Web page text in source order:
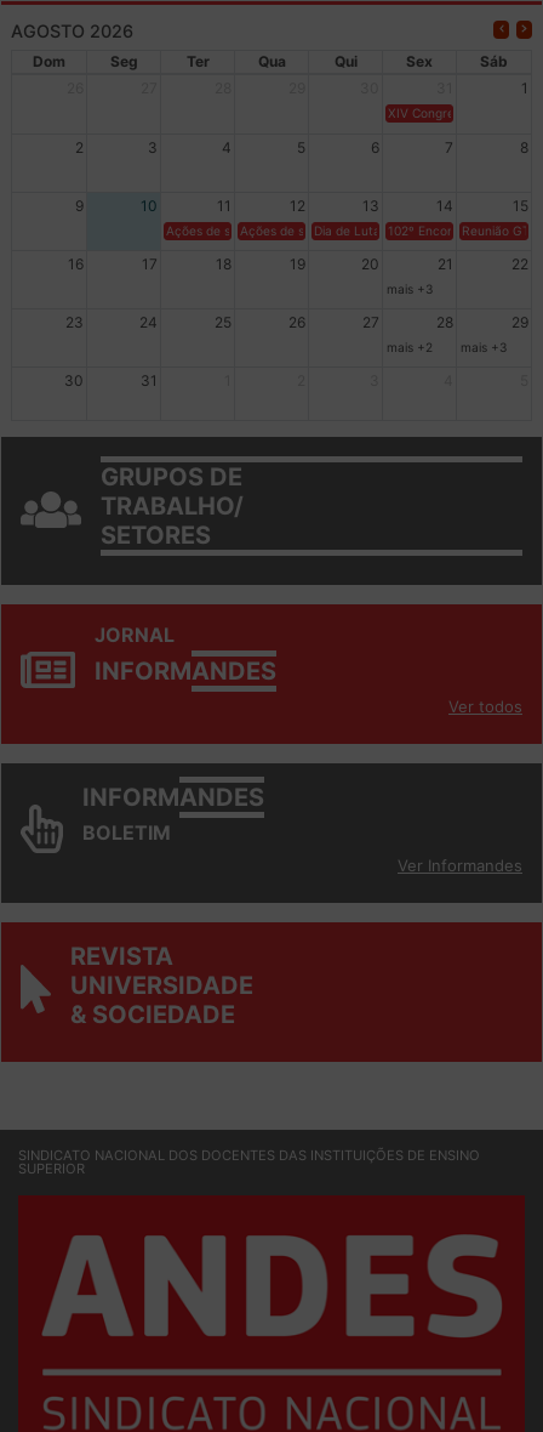
AGOSTO 2026
Dom Seg Ter Qua Qui Sex
Sáb
1
XIV Congresso Brasileiro
2 3 4 5 6 7 8
9 10 11 12 13 14 15
Ações de solidariedade a Cuba no Rio Grande do Sul - 100
Ações de solidariedade a Cuba no Rio Grande do
Dia de Luta em Defesa de Cuba e da
102º Encontro da
Reunião
16 17 18 19 20 21 22
mais +3
23 24 25 26 27 28 29
mais +2 mais +3
30 31
GRUPOS DE
TRABALHO/
SETORES
JORNAL
INFORMANDES
Ver todos
INFORMANDES
BOLETIM
Ver Informandes
REVISTA
UNIVERSIDADE
& SOCIEDADE
SINDICATO NACIONAL DOS DOCENTES DAS INSTITUIÇÕES DE ENSINO
SUPERIOR